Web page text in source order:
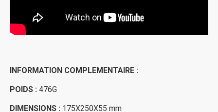
INFORMATION COMPLEMENTAIRE :
POIDS : 476G
DIMENSIONS : 175X250X55 mm